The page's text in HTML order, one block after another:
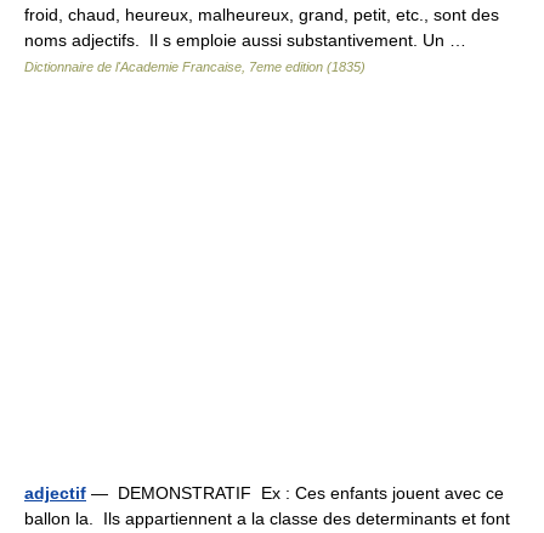
froid, chaud, heureux, malheureux, grand, petit, etc., sont des
noms adjectifs. Il s emploie aussi substantivement. Un …
Dictionnaire de l'Academie Francaise, 7eme edition (1835)
adjectif — DEMONSTRATIF Ex : Ces enfants jouent avec ce
ballon la. Ils appartiennent a la classe des determinants et font